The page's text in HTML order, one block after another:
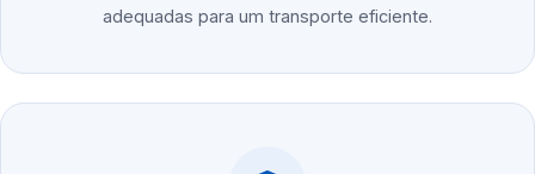
adequadas para um transporte eficiente.